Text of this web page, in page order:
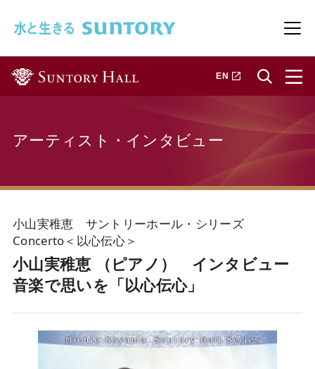
メ
EN 新しいタブで開きます
アーティスト・インタビュー
小山実稚恵 サントリーホール・シリーズ
Concerto＜以心伝心＞
小山実稚恵 （ピアノ） インタビュー
音楽で思いを「以心伝心」